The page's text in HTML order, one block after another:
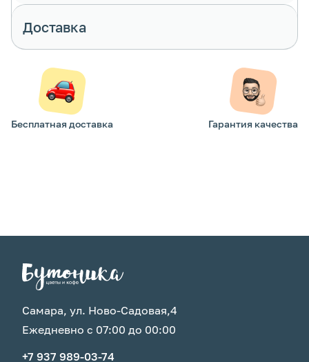
Доставка
Бесплатная доставка Гарантия качества
Самара, ул. Ново-Садовая,4
Ежедневно с 07:00 до 00:00
+7 937 989-03-74